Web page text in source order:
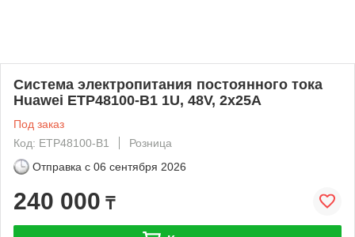
Система электропитания постоянного тока
Huawei ETP48100-B1 1U, 48V, 2x25A
Под заказ
Код: ETP48100-B1
Розница
Отправка с 06 сентября 2026
240 000 ₸